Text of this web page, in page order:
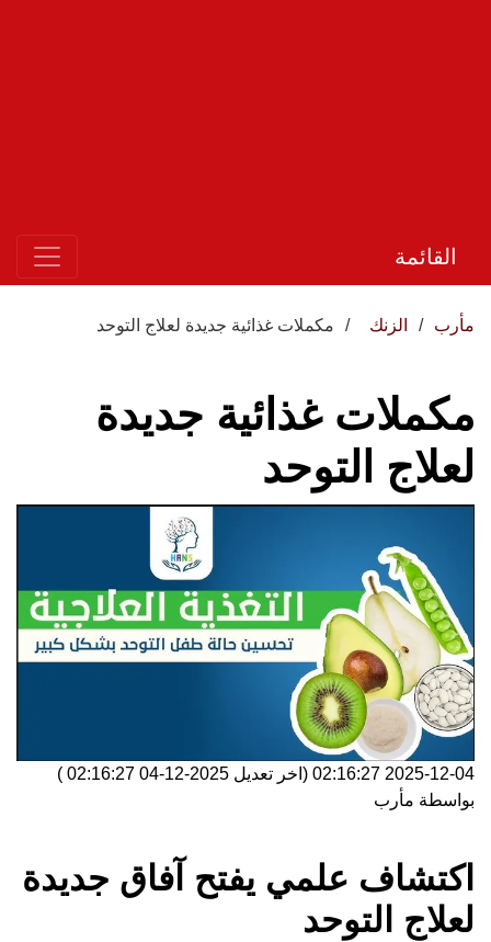
القائمة
مأرب الزنك مكملات غذائية جديدة لعلاج التوحد
مكملات غذائية جديدة
لعلاج التوحد
2025-12-04 02:16:27 (اخر تعديل 2025-12-04 02:16:27
)
بواسطة مأرب
اكتشاف علمي يفتح آفاق جديدة
لعلاج التوحد